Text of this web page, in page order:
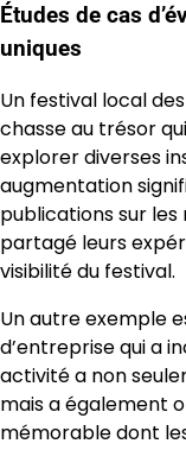
Études de cas
uniques
Un festival local
chasse au trésor
explorer diverses
augmentation
publications sur les
partagé leurs
visibilité du festival.
Un autre exemple
d’entreprise qui a
activité a non
mais a également
mémorable dont